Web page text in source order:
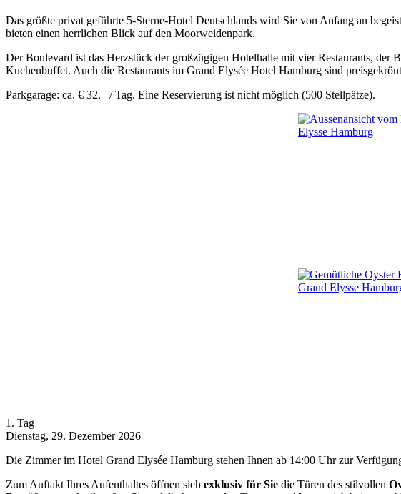
Das größte privat geführte 5-Sterne-Hotel Deutschlands wird Sie von Anfang an
bieten einen herrlichen Blick auf den Moorweidenpark.
Der Boulevard ist das Herzstück der großzügigen Hotelhalle mit vier Restaurants, der
Kuchenbuffet. Auch die Restaurants im Grand Elysée Hotel Hamburg sind
Parkgarage: ca. € 32,– / Tag. Eine Reservierung ist nicht möglich (500 Stellpätze).
1. Tag
Dienstag, 29. Dezember 2026
Die Zimmer im Hotel Grand Elysée Hamburg stehen Ihnen ab 14:00 Uhr zur
Zum Auftakt Ihres Aufenthaltes öffnen sich exklusiv für Sie die Türen des stilvollen